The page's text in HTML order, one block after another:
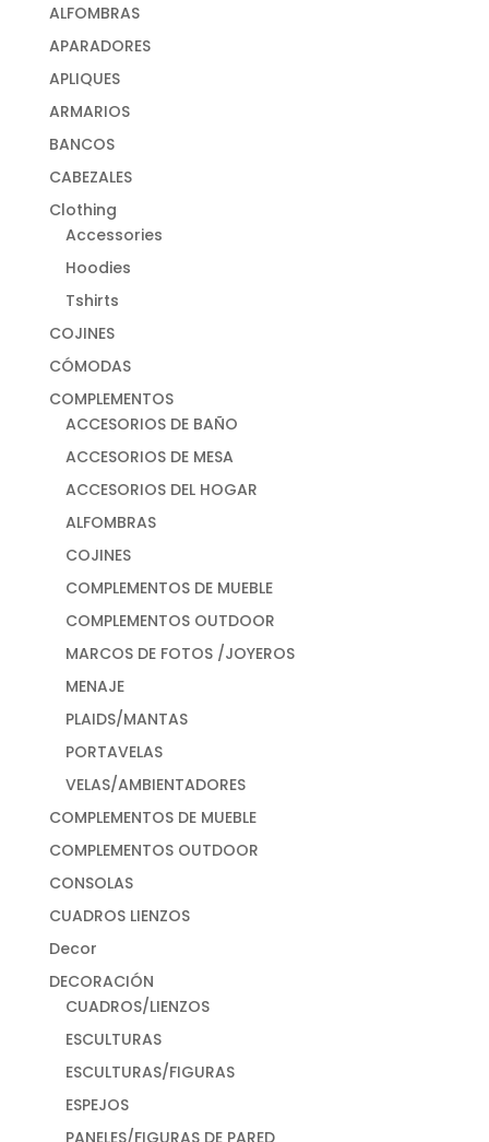
ALFOMBRAS
APARADORES
APLIQUES
ARMARIOS
BANCOS
CABEZALES
Clothing
Accessories
Hoodies
Tshirts
COJINES
CÓMODAS
COMPLEMENTOS
ACCESORIOS DE BAÑO
ACCESORIOS DE MESA
ACCESORIOS DEL HOGAR
ALFOMBRAS
COJINES
COMPLEMENTOS DE MUEBLE
COMPLEMENTOS OUTDOOR
MARCOS DE FOTOS /JOYEROS
MENAJE
PLAIDS/MANTAS
PORTAVELAS
VELAS/AMBIENTADORES
COMPLEMENTOS DE MUEBLE
COMPLEMENTOS OUTDOOR
CONSOLAS
CUADROS LIENZOS
Decor
DECORACIÓN
CUADROS/LIENZOS
ESCULTURAS
ESCULTURAS/FIGURAS
ESPEJOS